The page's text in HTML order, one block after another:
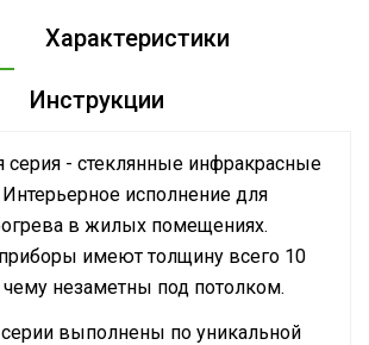
Характеристики
Инструкции
серия - стеклянные инфракрасные
Интерьерное исполнение для
в жилых помещениях.
имеют толщину всего 10
незаметны под потолком.
выполнены по уникальной